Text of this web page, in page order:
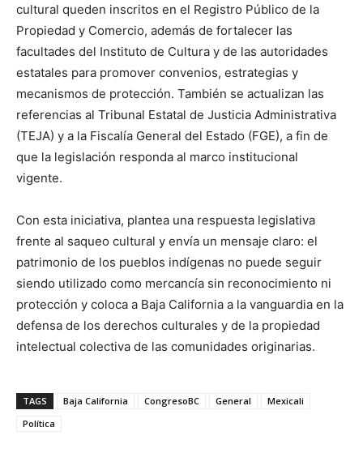
cultural queden inscritos en el Registro Público de la
Propiedad y Comercio, además de fortalecer las
facultades del Instituto de Cultura y de las autoridades
estatales para promover convenios, estrategias y
mecanismos de protección. También se actualizan las
referencias al Tribunal Estatal de Justicia Administrativa
(TEJA) y a la Fiscalía General del Estado (FGE), a fin de
que la legislación responda al marco institucional
vigente.
Con esta iniciativa, plantea una respuesta legislativa
frente al saqueo cultural y envía un mensaje claro: el
patrimonio de los pueblos indígenas no puede seguir
siendo utilizado como mercancía sin reconocimiento ni
protección y coloca a Baja California a la vanguardia en la
defensa de los derechos culturales y de la propiedad
intelectual colectiva de las comunidades originarias.
TAGS Baja California CongresoBC General
Mexicali
Política